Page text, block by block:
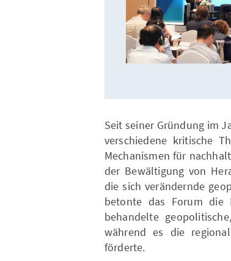
Seit seiner Gründung im
verschiedene kritische
Mechanismen für
der Bewältigung von
die sich verändernde
betonte das Forum die
behandelte
während es die
förderte.